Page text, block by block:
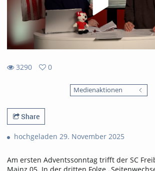
3290
0
Medienaktionen
Share
hochgeladen 29. November 2025
Am ersten Adventssonntag trifft der SC